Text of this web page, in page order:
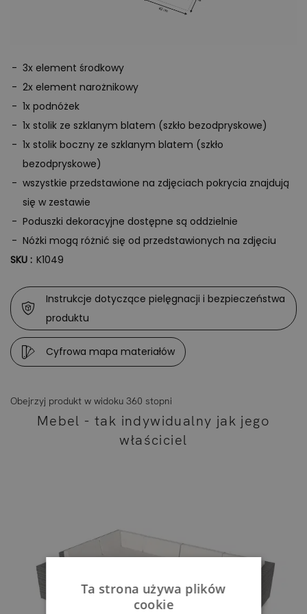
3x element środkowy
2x element narożnikowy
1x podnóżek
1x stolik ze szklanym blatem (szkło bezodpryskowe)
1x stolik boczny ze szklanym blatem (szkło
bezodpryskowe)
wszystkie przedstawione na zdjęciach pokrycia znajdują
się w zestawie
Poduszki dekoracyjne dostępne są oddzielnie
Nóżki mogą różnić się od przedstawionych na zdjęciu
SKU : K1049
Instrukcje dotyczące pielęgnacji i bezpieczeństwa
produktu
Cyfrowa mapa materiałów
Obejrzyj produkt w widoku 360 stopni
Mebel - tak indywidualny jak jego
właściciel
Ta strona używa plików
cookie